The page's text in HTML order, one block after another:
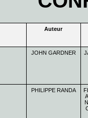
Auteur
JOHN GARDNER
PHILIPPE RANDA